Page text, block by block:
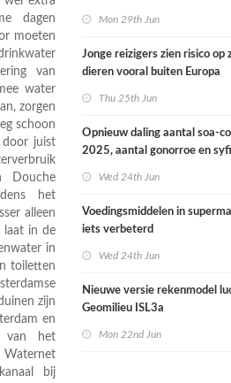
Mon 29th Jun
Jonge reizigers zien risico op
dieren vooral buiten Europa
Thu 25th Jun
Opnieuw daling aantal soa-
2025, aantal gonorroe en
Wed 24th Jun
Voedingsmiddelen in
iets verbeterd
Wed 24th Jun
Nieuwe versie rekenmodel
Geomilieu ISL3a
Mon 22nd Jun
dagen
moeten
van
water
zorgen
schoon
juist
Douche
het
alleen
laat in de
in
toiletten
zijn
en
van het
bij